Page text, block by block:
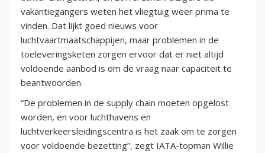
vakantiegangers weten het vliegtuig weer prima te
vinden. Dat lijkt goed nieuws voor
luchtvaartmaatschappijen, maar problemen in de
toeleveringsketen zorgen ervoor dat er niet altijd
voldoende aanbod is om de vraag naar capaciteit te
beantwoorden.
“De problemen in de supply chain moeten opgelost
worden, en voor luchthavens en
luchtverkeersleidingscentra is het zaak om te zorgen
voor voldoende bezetting”, zegt IATA-topman Willie